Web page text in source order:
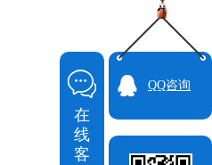
QQ咨询
在
线
客